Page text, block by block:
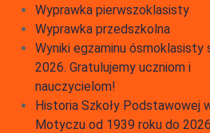
Wyprawka pierwszoklasisty
Wyprawka przedszkolna
Wyniki egzaminu ósmoklasisty
2026. Gratulujemy uczniom i
nauczycielom!
Historia Szkoły Podstawowej
Motyczu od 1939 roku do